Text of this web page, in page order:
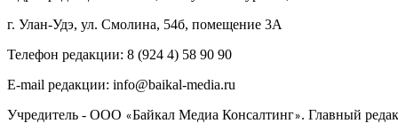
г. Улан-Удэ, ул. Смолина, 54б, помещение 3А
Телефон редакции: ‎‎8 (924 4) 58 90 90
E-mail редакции: info@baikal-media.ru
Учредитель - ООО «Байкал Медиа Консалтинг». Главный